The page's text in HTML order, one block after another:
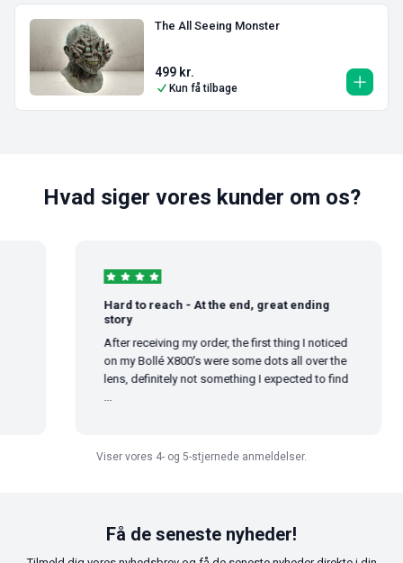
The All Seeing Monster
499 kr.
Kun få tilbage
Hvad siger vores kunder om os?
Hard to reach - At the end, great ending
story
After receiving my order, the first thing I noticed
on my Bollé X800's were some dots all over the
lens, definitely not something I expected to find
Viser vores 4- og 5-stjernede anmeldelser.
Få de seneste nyheder!